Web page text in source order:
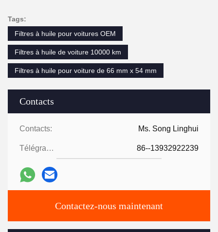
Contacts
Contacts: Ms. Song Linghui
Télégramme: 86--13932922239
Contactez-nous maintenant
Tags:
Filtres à huile pour voitures OEM
Filtres à huile de voiture 10000 km
Filtres à huile pour voiture de 66 mm x 54 mm